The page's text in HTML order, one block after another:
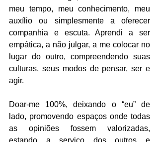
meu tempo, meu conhecimento, meu
auxílio ou simplesmente a oferecer
companhia e escuta. Aprendi a ser
empática, a não julgar, a me colocar no
lugar do outro, compreendendo suas
culturas, seus modos de pensar, ser e
agir.
Doar-me 100%, deixando o “eu” de
lado, promovendo espaços onde todas
as opiniões fossem valorizadas,
estando a serviço dos outros e